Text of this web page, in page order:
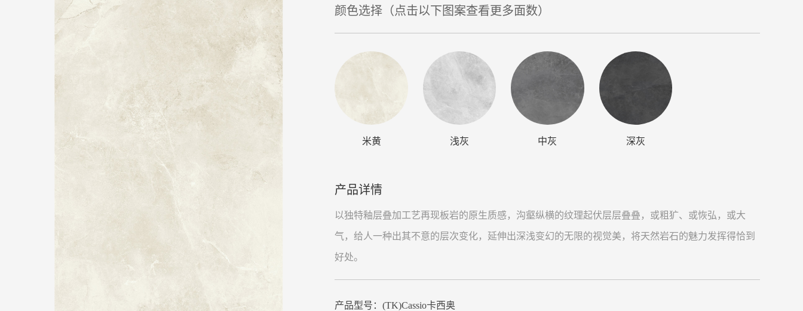
颜色选择（点击以下图案查看更多面数）
米黄 浅灰 中灰 深灰
产品详情
以独特釉层叠加工艺再现板岩的原生质感，沟壑纵横的纹理起伏层层叠叠，或粗犷、或恢弘，或大
气，给人一种出其不意的层次变化，延伸出深浅变幻的无限的视觉美，将天然岩石的魅力发挥得恰到
好处。
产品型号：(TK)Cassio卡西奥